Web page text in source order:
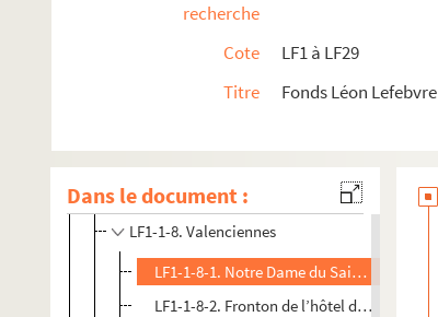
recherche
Cote
LF1 à LF29
Titre
Fonds Léon Lefebvre
Dans le document :
LF1-1-2. Bailleul
LF1-1-4. Douai
LF1-1-6. Hazebrouck
LF1-1-7. Saint-Amand
LF1-1-8. Valenciennes
LF1-1-8-1. Notre Dame du Saint Cordon
LF1-1-8-2. Fronton de l’hôtel de ville